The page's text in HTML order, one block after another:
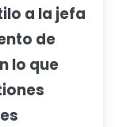
a la jefa
de
lo que